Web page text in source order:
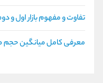
تفاوت و مفهوم بازار اول و
معرفی کامل میانگین حجم